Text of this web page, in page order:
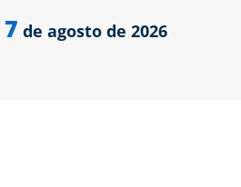
7 de agosto de 2026